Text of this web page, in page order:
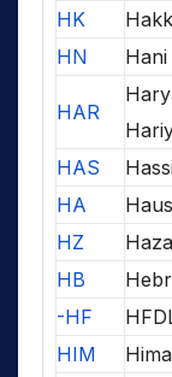
HK
HN
Hani
HAR
HAS
HA
HZ
HB
-HF
HIM